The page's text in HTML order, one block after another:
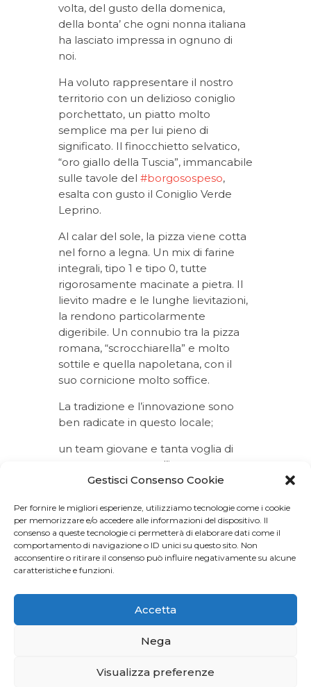
Gestisci Consenso Cookie
Per fornire le migliori esperienze, utilizziamo tecnologie come i cookie
per memorizzare e/o accedere alle informazioni del dispositivo. Il
consenso a queste tecnologie ci permetterà di elaborare dati come il
comportamento di navigazione o ID unici su questo sito. Non
acconsentire o ritirare il consenso può influire negativamente su alcune
caratteristiche e funzioni.
Accetta
Nega
Visualizza preferenze
volta, del gusto della domenica,
della bonta’ che ogni nonna italiana
ha lasciato impressa in ognuno di
noi.
Ha voluto rappresentare il nostro
territorio con un delizioso coniglio
porchettato, un piatto molto
semplice ma per lui pieno di
significato. Il finocchietto selvatico,
“oro giallo della Tuscia”, immancabile
sulle tavole del #borgosospeso,
esalta con gusto il Coniglio Verde
Leprino.
Al calar del sole, la pizza viene cotta
nel forno a legna. Un mix di farine
integrali, tipo 1 e tipo 0, tutte
rigorosamente macinate a pietra. Il
lievito madre e le lunghe lievitazioni,
la rendono particolarmente
digeribile. Un connubio tra la pizza
romana, “scrocchiarella” e molto
sottile e quella napoletana, con il
suo cornicione molto soffice.
La tradizione e l’innovazione sono
ben radicate in questo locale;
un team giovane e tanta voglia di
crescere, mostrano l’impegno
costante nella ricerca e